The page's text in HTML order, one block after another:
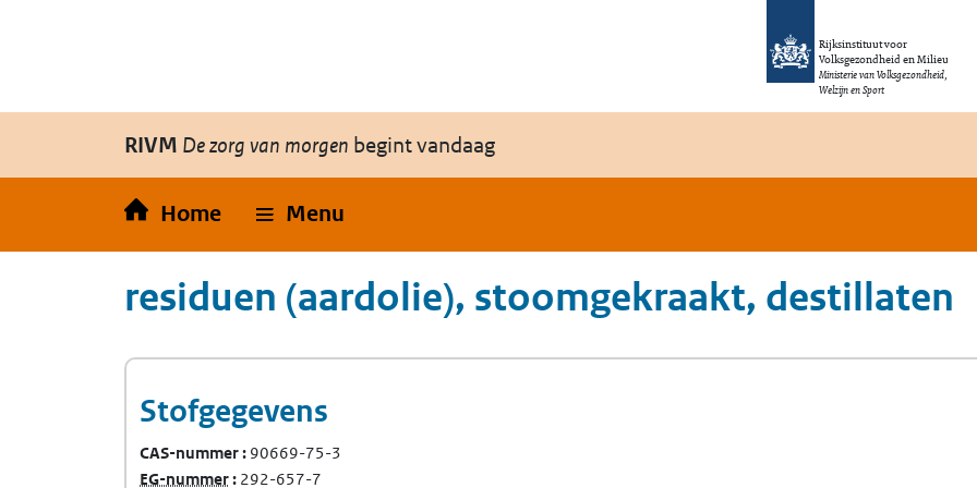
Rijksinstituut voor
Volksgezondheid en Milieu
Ministerie van Volksgezondheid,
Welzijn en Sport
RIVM De zorg van morgen begint vandaag
Home Menu
residuen (aardolie), stoomgekraakt, destillaten
Stofgegevens
CAS-nummer 90669-75-3
EG-nummer(Europees Gemeenschap-nummer)
292-657-7